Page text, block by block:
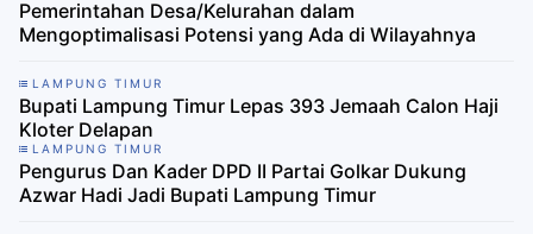
Pemerintahan Desa/Kelurahan dalam
Mengoptimalisasi Potensi yang Ada di Wilayahnya
LAMPUNG TIMUR
Bupati Lampung Timur Lepas 393 Jemaah Calon Haji
Kloter Delapan
LAMPUNG TIMUR
Pengurus Dan Kader DPD II Partai Golkar Dukung
Azwar Hadi Jadi Bupati Lampung Timur